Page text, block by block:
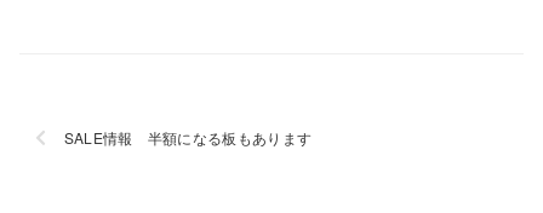
SALE情報 半額になる板もあります